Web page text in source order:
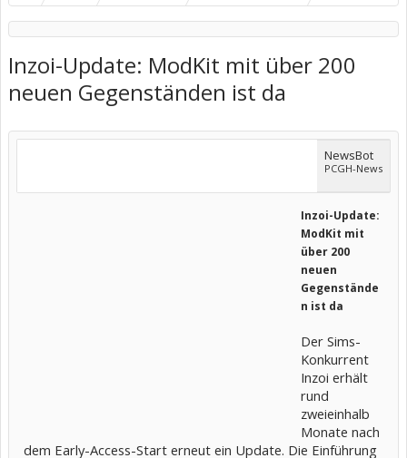
Inzoi-Update: ModKit mit über 200
neuen Gegenständen ist da
NewsBot
PCGH-News
Inzoi-Update:
ModKit mit
über 200
neuen
Gegenstände
n ist da
Der Sims-
Konkurrent
Inzoi erhält
rund
zweieinhalb
Monate nach
dem Early-Access-Start erneut ein Update. Die Einführung